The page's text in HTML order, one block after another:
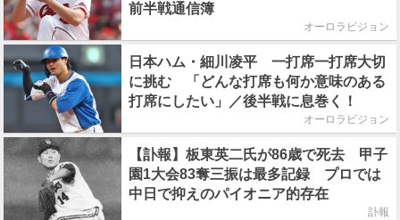
前半戦通信簿
オーロラビジョン
日本ハム・細川凌平 一打席一打席大切
に挑む 「どんな打席も何か意味のある
打席にしたい」／後半戦に息巻く！
オーロラビジョン
【訃報】板東英二氏が86歳で死去 甲子
園1大会83奪三振は最多記録 プロでは
中日で抑えのパイオニア的存在
訃報